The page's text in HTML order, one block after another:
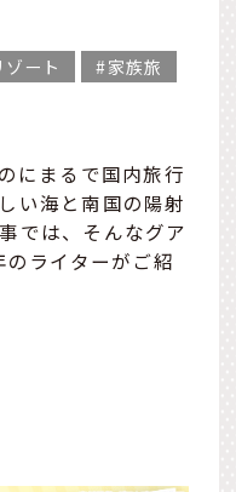
ゾート
家族旅
にまるで国内旅行
い海と南国の陽射
では、そんなグア
ライターがご紹